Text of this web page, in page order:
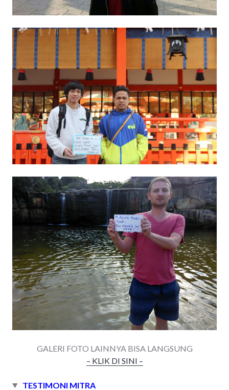
GALERI FOTO LAINNYA BISA LANGSUNG
– KLIK DI SINI –
TESTIMONI MITRA